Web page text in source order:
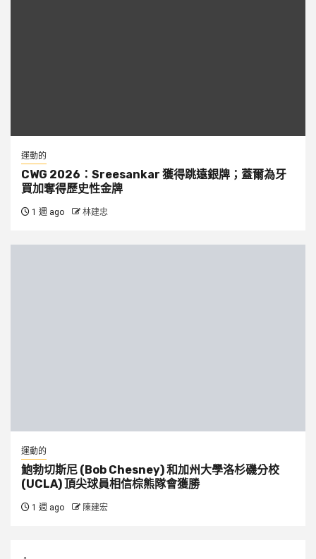
運動的
CWG 2026：Sreesankar 獲得跳遠銀牌；蓋爾為牙
買加奪得歷史性金牌
1 週 ago 林建忠
運動的
鮑勃切斯尼 (Bob Chesney) 和加州大學洛杉磯分校
(UCLA) 頂尖球員相信棕熊隊會獲勝
1 週 ago 陳建宏